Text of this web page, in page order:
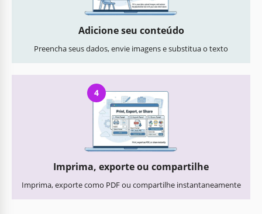
Adicione seu conteúdo
Preencha seus dados, envie imagens e substitua o texto
4
Imprima, exporte ou compartilhe
Imprima, exporte como PDF ou compartilhe instantaneamente